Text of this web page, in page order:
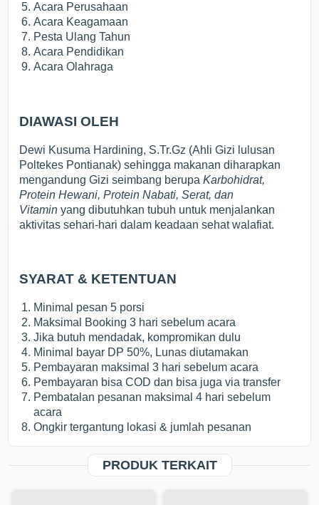
Acara Perusahaan
Acara Keagamaan
Pesta Ulang Tahun
Acara Pendidikan
Acara Olahraga
DIAWASI OLEH
Dewi Kusuma Hardining, S.Tr.Gz (Ahli Gizi lulusan
Poltekes Pontianak) sehingga makanan diharapkan
mengandung Gizi seimbang berupaKarbohidrat,
Protein Hewani, Protein Nabati, Serat, dan
Vitaminyang dibutuhkan tubuh untuk menjalankan
aktivitas sehari-hari dalam keadaan sehat walafiat.
SYARAT & KETENTUAN
Minimal pesan 5 porsi
Maksimal Booking 3 hari sebelum acara
Jika butuh mendadak, kompromikan dulu
Minimal bayar DP 50%, Lunas diutamakan
Pembayaran maksimal 3 hari sebelum acara
Pembayaran bisa COD dan bisa juga via transfer
Pembatalan pesanan maksimal 4 hari sebelum
acara
Ongkir tergantung lokasi & jumlah pesanan
PRODUK TERKAIT